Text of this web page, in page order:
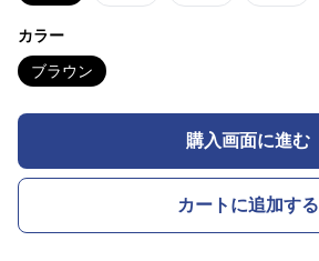
カラー
ブラウン
購入画面に進む
カートに追加する